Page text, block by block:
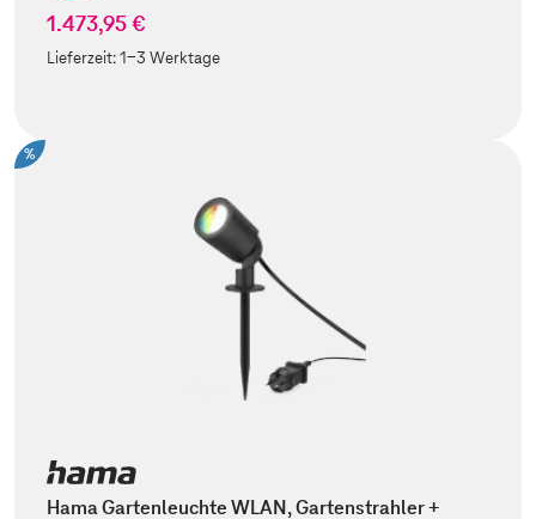
1.473,95 €
Lieferzeit:1-3 Werktage
%
Hama Gartenleuchte WLAN, Gartenstrahler +